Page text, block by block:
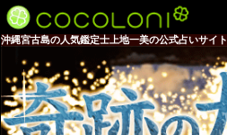
沖縄宮古島の人気鑑定士上地一美の公式占いサイト